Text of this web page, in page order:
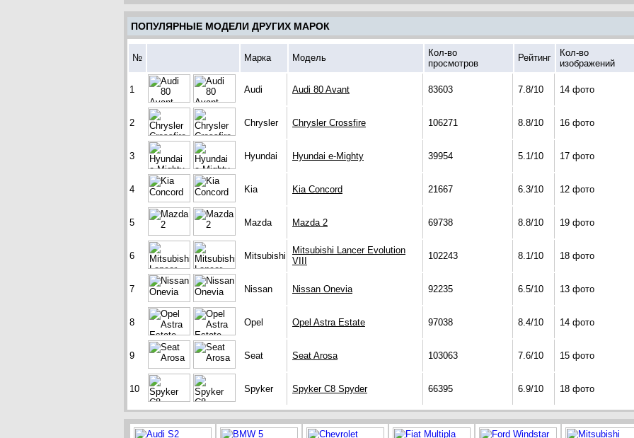
ПОПУЛЯРНЫЕ МОДЕЛИ ДРУГИХ МАРОК
№ Марка Модель
Кол-во
просмотров
Рейтинг
Кол-во
изображений
1 Audi Audi 80 Avant 83603 7.8/10 14 фото
2 Chrysler Chrysler Crossfire 106271 8.8/10 16 фото
3 Hyundai Hyundai e-Mighty 39954 5.1/10 17 фото
4 Kia Kia Concord 21667 6.3/10 12 фото
5 Mazda Mazda 2 69738 8.8/10 19 фото
6 Mitsubishi
Mitsubishi Lancer Evolution
VIII
102243 8.1/10 18 фото
7 Nissan Nissan Onevia 92235 6.5/10 13 фото
8 Opel Opel Astra Estate 97038 8.4/10 14 фото
9 Seat Seat Arosa 103063 7.6/10 15 фото
10 Spyker Spyker C8 Spyder 66395 6.9/10 18 фото